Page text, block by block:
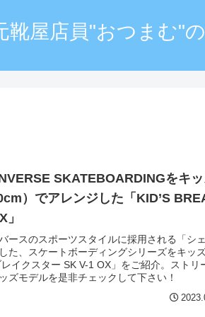
靴屋店員"おつまむ"
SKATEBOARDINGをキ
）でアレンジした「KID’S
」
ースのスポーツスタイルに採用される「シ
た、スケートボーディングシリーズをキッ
イクスター SK V-1 OX」をご紹介。ストリ
ズモデルを是非チェックして下さい！